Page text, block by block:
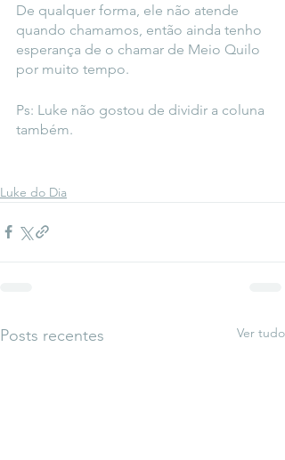
De qualquer forma, ele não atende
quando chamamos, então ainda tenho
esperança de o chamar de Meio Quilo
por muito tempo.
Ps: Luke não gostou de dividir a coluna
também.
Luke do Dia
Posts recentes Ver tudo